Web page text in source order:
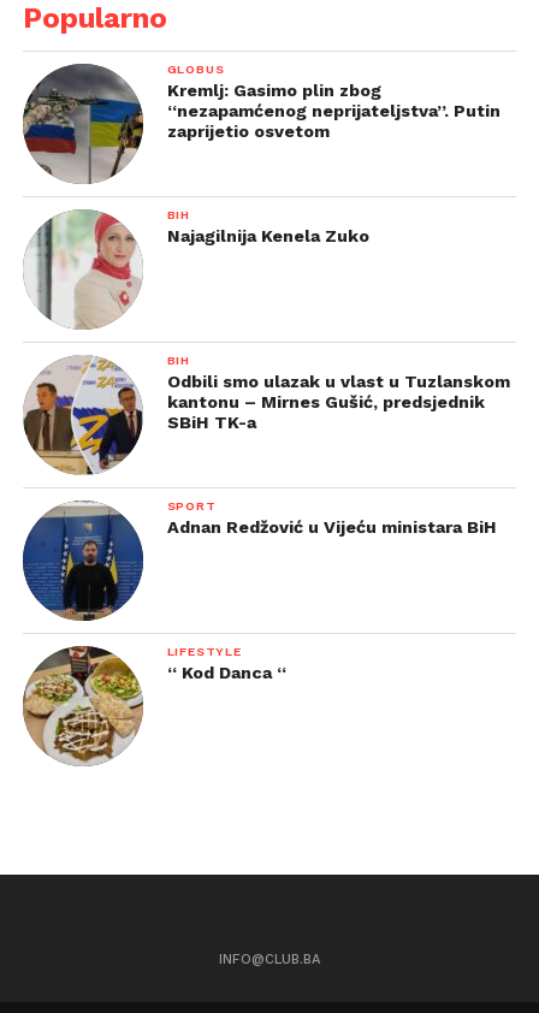
Popularno
GLOBUS
Kremlj: Gasimo plin zbog
“nezapamćenog neprijateljstva”. Putin
zaprijetio osvetom
BIH
Najagilnija Kenela Zuko
BIH
Odbili smo ulazak u vlast u Tuzlanskom
kantonu – Mirnes Gušić, predsjednik
SBiH TK-a
SPORT
Adnan Redžović u Vijeću ministara BiH
LIFESTYLE
“ Kod Danca “
INFO@CLUB.BA